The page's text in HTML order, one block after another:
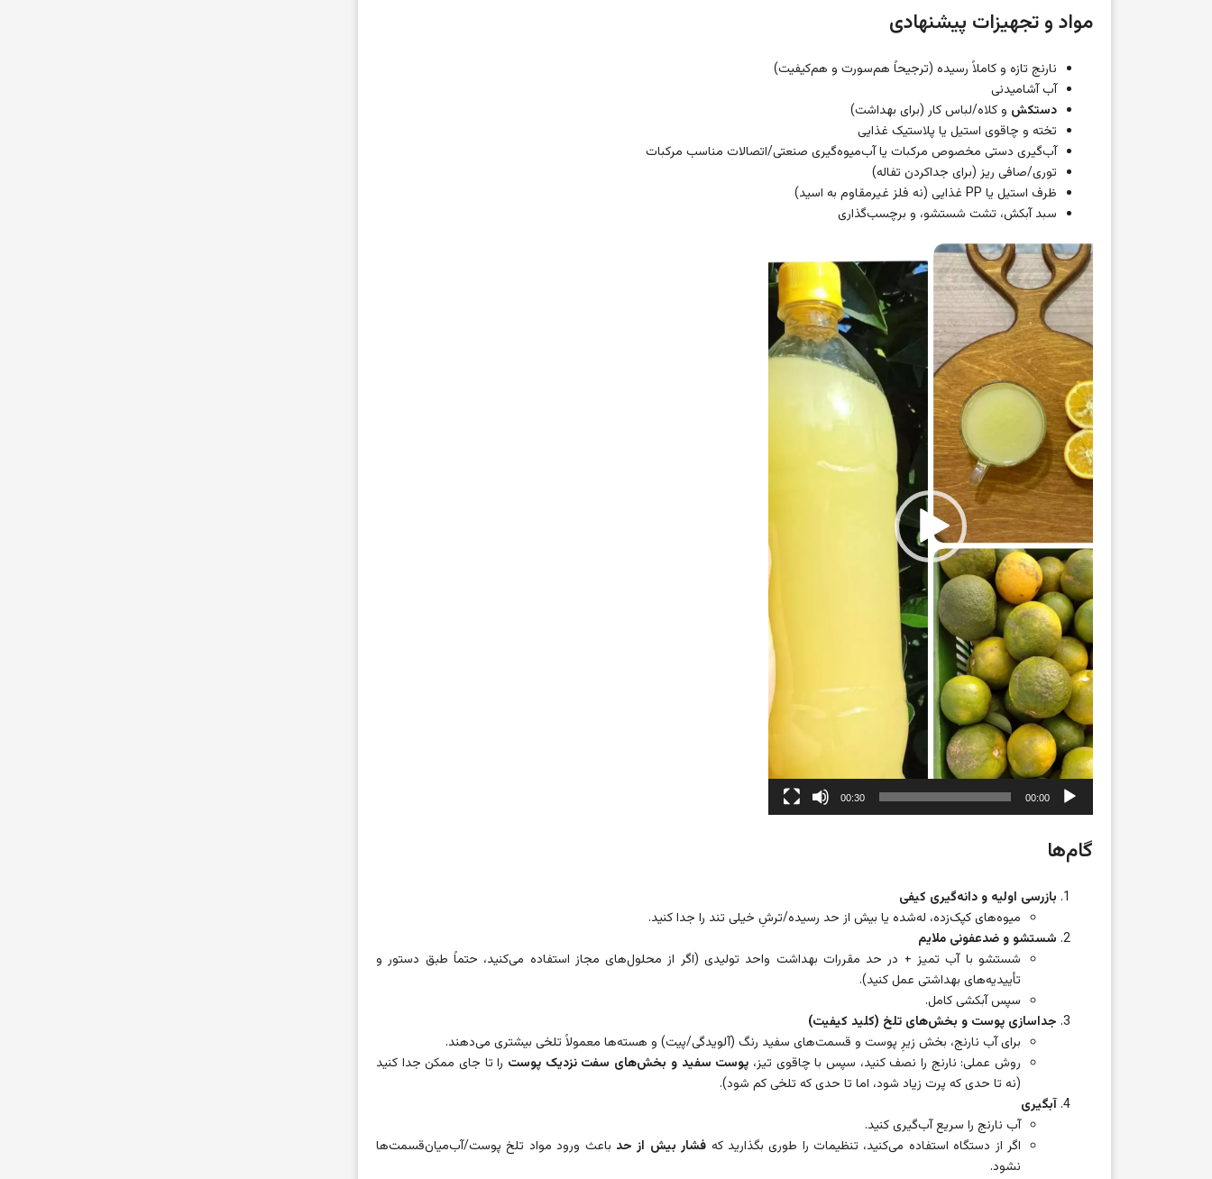
مواد و تجهیزات پیشنهادی
نارنج تازه و کاملاً رسیده (ترجیحاً هم‌سورت و هم‌کیفیت)
آب آشامیدنی
دستکش و کلاه/لباس کار (برای بهداشت)
تخته و چاقوی استیل یا پلاستیک غذایی
آب‌گیری دستی مخصوص مرکبات یا آب‌میوه‌گیری صنعتی/اتصالات مناسب مرکبات
توری/صافی ریز (برای جداکردن تفاله)
ظرف استیل یا PP غذایی (نه فلز غیرمقاوم به اسید)
سبد آبکش، تشت شستشو، و برچسب‌گذاری
نمایشگر
ویدیو
00:00
00:30
گام‌ها
بازرسی اولیه و دانه‌گیری کیفی
میوه‌های کپک‌زده، له‌شده یا بیش از حد رسیده/ترشِ خیلی تند را جدا کنید.
شستشو و ضدعفونی ملایم
شستشو با آب تمیز + در حد مقررات بهداشت واحد تولیدی (اگر از محلول‌های مجاز استفاده می‌کنید، حتماً طبق دستور و
تأییدیه‌های بهداشتی عمل کنید).
سپس آبکشی کامل.
جداسازی پوست و بخش‌های تلخ (کلید کیفیت)
برای آب نارنج، بخش زیرِ پوست و قسمت‌های سفید رنگ (آلویدگی/پیت) و هسته‌ها معمولاً تلخی بیشتری می‌دهند.
روش عملی: نارنج را نصف کنید، سپس با چاقوی تیز، پوست سفید و بخش‌های سفت نزدیک پوست را تا جای ممکن جدا کنید
(نه تا حدی که پرت زیاد شود، اما تا حدی که تلخی کم شود).
آبگیری
آب نارنج را سریع آب‌گیری کنید.
اگر از دستگاه استفاده می‌کنید، تنظیمات را طوری بگذارید که فشار بیش از حد باعث ورود مواد تلخ پوست/آب‌میان‌قسمت‌ها
نشود.